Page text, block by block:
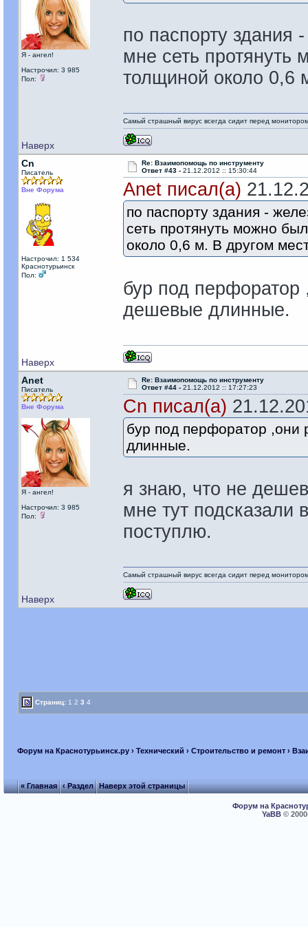
Я - ангел!
Настрочил: 3 985
Пол:
по паспорту здания
мне сеть протянуть
толщиной около 0,6
Наверх
Самый страшный вирус всегда сидит перед
Cn
Писатель
Вне Форума
Настрочил: 1 534
Краснотурьинск
Пол:
Re: Взаимопомощь по инструменту
Ответ #43 - 21.12.2012 :: 15:30:44
Anet писал(а)
по паспорту здания -
сеть протянуть можно
около 0,6 м. В другом
бур под перфоратор
дешевые длинные.
Наверх
Anet
Писатель
Вне Форума
Я - ангел!
Настрочил: 3 985
Пол:
Re: Взаимопомощь по инструменту
Ответ #44 - 21.12.2012 :: 17:27:23
Cn писал(а)
бур под перфоратор ,они
длинные.
я знаю, что не
мне тут подсказали
поступлю.
Наверх
Самый страшный вирус всегда сидит перед
Страниц: 1 2 3 4
Форум на Краснотурьинск.ру› Технический › Строительство и ремонт›
« Главная ‹ Раздел Наверх этой страницы
Форум на
YaBB©